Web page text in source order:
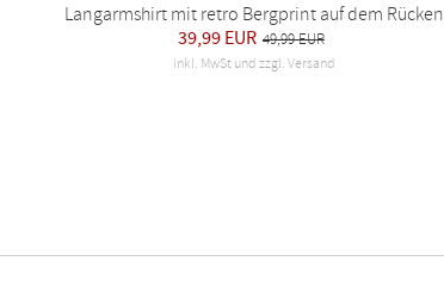
Langarmshirt mit retro Bergprint auf dem Rücken
39,99 EUR 49,99 EUR
inkl. MwSt und zzgl. Versand